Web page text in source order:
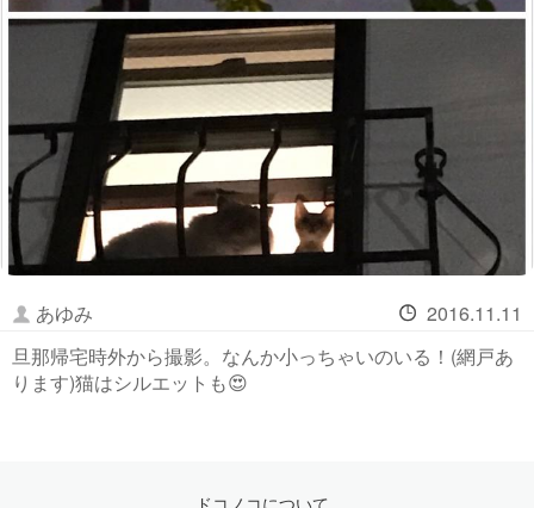
あゆみ
2016.11.11
旦那帰宅時外から撮影。なんか小っちゃいのいる！(網戸あ
ります)猫はシルエットも😍